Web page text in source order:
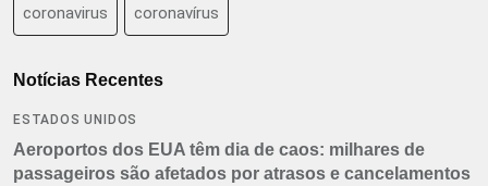
coronavirus coronavírus
Notícias Recentes
ESTADOS UNIDOS
Aeroportos dos EUA têm dia de caos: milhares de
passageiros são afetados por atrasos e cancelamentos